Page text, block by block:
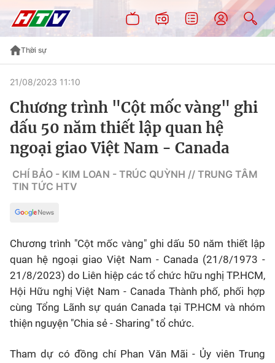
Thời sự
21/08/2023 11:10
Chương trình "Cột mốc vàng" ghi
dấu 50 năm thiết lập quan hệ
ngoại giao Việt Nam - Canada
CHÍ BẢO - KIM LOAN - TRÚC QUỲNH // TRUNG TÂM
TIN TỨC HTV
Chương trình "Cột mốc vàng" ghi dấu 50 năm thiết lập
quan hệ ngoại giao Việt Nam - Canada (21/8/1973 -
21/8/2023) do Liên hiệp các tổ chức hữu nghị TP.HCM,
Hội Hữu nghị Việt Nam - Canada Thành phố, phối hợp
cùng Tổng Lãnh sự quán Canada tại TP.HCM và nhóm
thiện nguyện "Chia sẻ - Sharing" tổ chức.
Tham dự có đồng chí Phan Văn Mãi - Ủy viên Trung